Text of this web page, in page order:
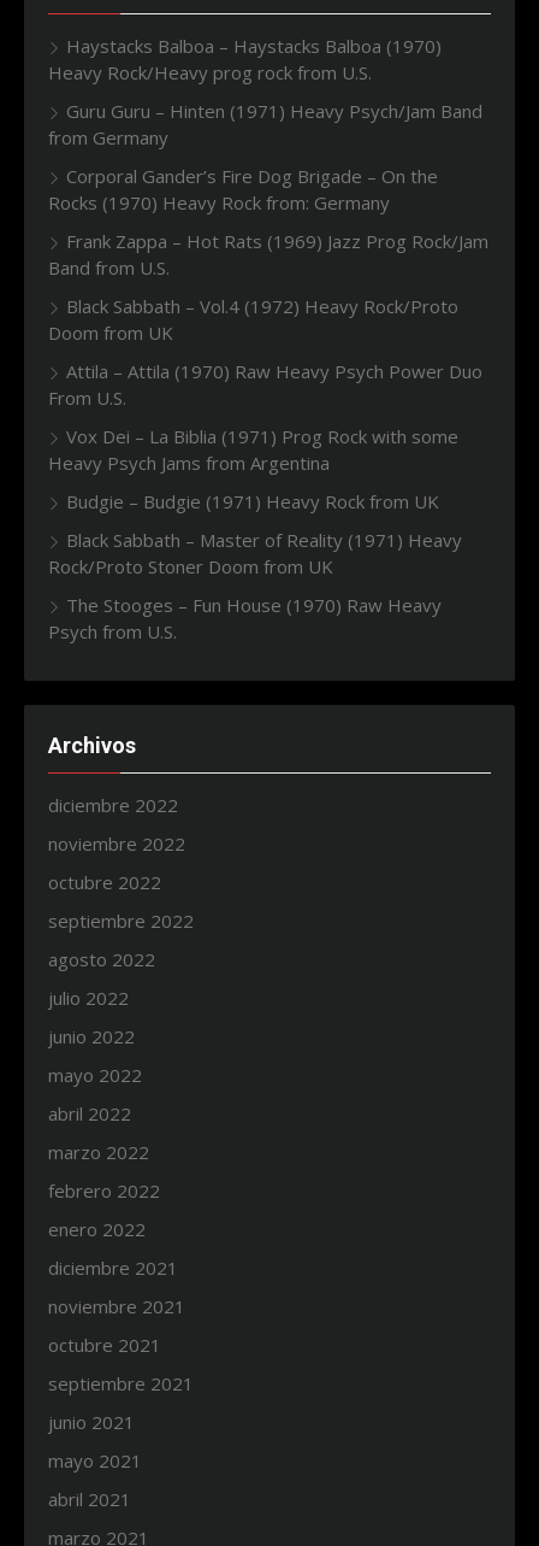
Haystacks Balboa – Haystacks Balboa (1970)
Heavy Rock/Heavy prog rock from U.S.
Guru Guru – Hinten (1971) Heavy Psych/Jam Band
from Germany
Corporal Gander’s Fire Dog Brigade – On the
Rocks (1970) Heavy Rock from: Germany
Frank Zappa – Hot Rats (1969) Jazz Prog Rock/Jam
Band from U.S.
Black Sabbath – Vol.4 (1972) Heavy Rock/Proto
Doom from UK
Attila – Attila (1970) Raw Heavy Psych Power Duo
From U.S.
Vox Dei – La Biblia (1971) Prog Rock with some
Heavy Psych Jams from Argentina
Budgie – Budgie (1971) Heavy Rock from UK
Black Sabbath – Master of Reality (1971) Heavy
Rock/Proto Stoner Doom from UK
The Stooges – Fun House (1970) Raw Heavy
Psych from U.S.
Archivos
diciembre 2022
noviembre 2022
octubre 2022
septiembre 2022
agosto 2022
julio 2022
junio 2022
mayo 2022
abril 2022
marzo 2022
febrero 2022
enero 2022
diciembre 2021
noviembre 2021
octubre 2021
septiembre 2021
junio 2021
mayo 2021
abril 2021
marzo 2021